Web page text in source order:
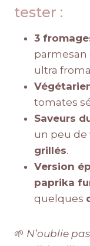
tester :
3
parmesan
ultra
tomates
Saveurs
un peu de
grillés.
Version
paprika
quelques
🌱 N’oublie